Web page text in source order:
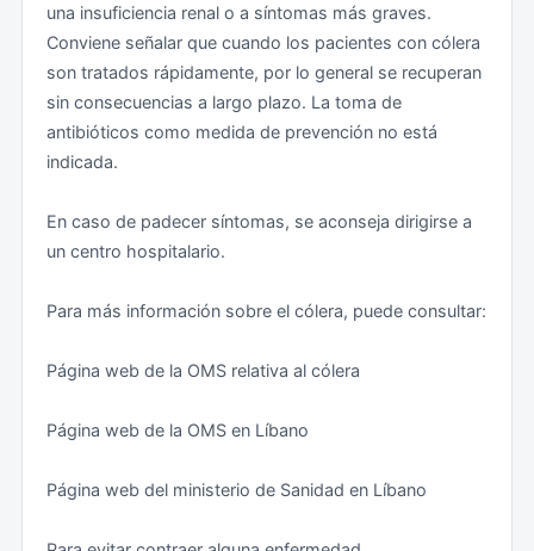
Reserva de hotel o prueba de su alojamiento mientras
dure su estancia. Si se trata de una dirección particular,
puede aportarse el nombre y el teléfono de la persona
que invita.
así como los gastos de repatriación.
comprenden la comprobación de que el/la viajero/a no
de entrada en el territorio libanés. En caso de figurar en
denegar la entrada en el país y ordenar el regreso al
y/o confiscar el pasaporte con imposibilidad de salir
una insuficiencia renal o a síntomas más graves.
Conviene señalar que cuando los pacientes con cólera
son tratados rápidamente, por lo general se recuperan
sin consecuencias a largo plazo. La toma de
antibióticos como medida de prevención no está
indicada.
En caso de padecer síntomas, se aconseja dirigirse a
un centro hospitalario.
Para más información sobre el cólera, puede consultar:
Página web de la OMS relativa al cólera
Página web de la OMS en Líbano
Página web del ministerio de Sanidad en Líbano